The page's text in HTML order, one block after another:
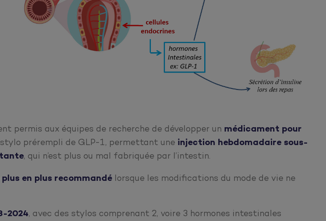
permis aux équipes de recherche de développer un médicament pour
prérempli de GLP-1, permettant une injection hebdomadaire sous-
, qui n’est plus ou mal fabriquée par l’intestin.
plus en plus recommandé lorsque les modifications du mode de vie ne
2024, avec des stylos comprenant 2, voire 3 hormones intestinales